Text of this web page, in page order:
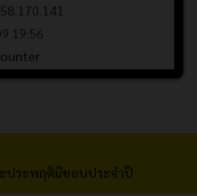
19:56
ะประพฤติมิชอบประจำปี